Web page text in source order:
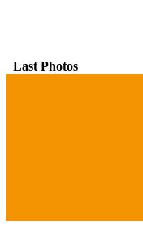
Last Photos